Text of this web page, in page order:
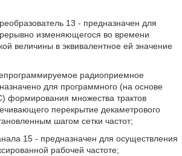
13 - предназначен для
изменяющегося во времени
величины в эквивалентное ей значение
радиоприемное
для программного (на основе
формирования множества трактов
перекрытие декаметрового
шагом сетки частот;
15 - предназначен для осуществления
рабочей частоте;